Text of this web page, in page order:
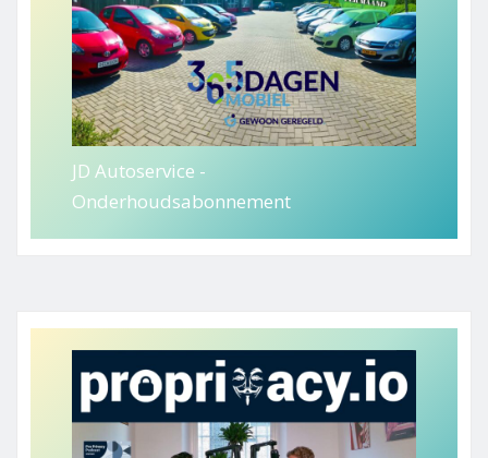
JD Autoservice -
Onderhoudsabonnement